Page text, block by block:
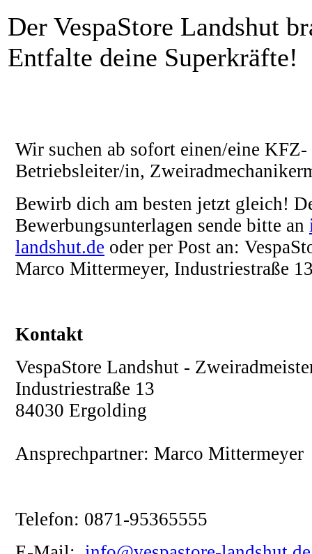
Der VespaStore Landshut
Entfalte deine Superkräfte!
Wir suchen ab sofort einen/eine
Betriebsleiter/in,
Bewirb dich am besten jetzt gleich!
Bewerbungsunterlagen sende bitte an
landshut.de oder per Post an:
Marco Mittermeyer, Industriestraße
Kontakt
VespaStore Landshut -
Industriestraße 13
84030 Ergolding
Ansprechpartner: Marco Mittermeyer
Telefon: 0871-95365555